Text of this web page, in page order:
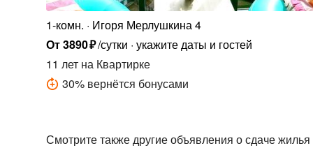
1-комн.
Игоря Мерлушкина 4
От3890₽/сутки укажите даты и гостей
11 летна Квартирке
30% вернётся бонусами
Смотрите также другие объявления о сдаче жилья